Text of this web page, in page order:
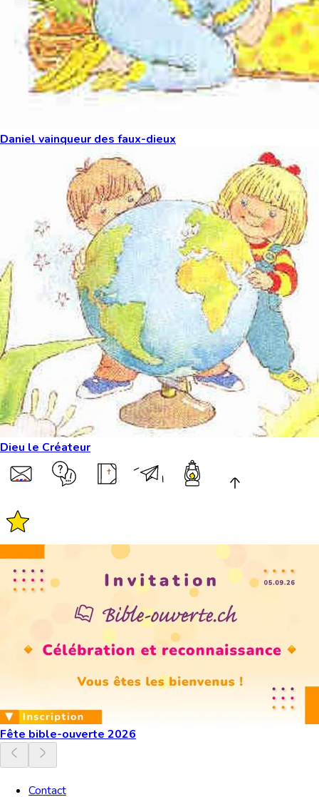
Daniel vainqueur des faux-dieux
Dieu le Créateur
Fête bible-ouverte 2026
Contact